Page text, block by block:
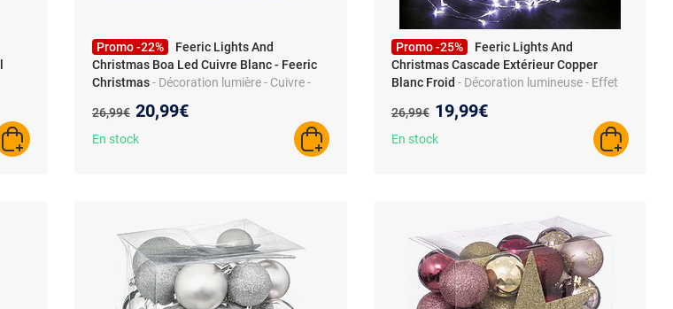
AJOUTER AU PANIER
Promo -22%
Feeric Lights And
Christmas Boa Led Cuivre Blanc - Feeric
Christmas- Décoration lumière - Cuivre -
Ancien prix :
26,99€ Nouveau prix :
20,99€
En stock
AJOUTER AU PANIER
Promo -25%
Feeric Lights And
Christmas Cascade Extérieur Copper
Blanc Froid - Décoration lumineuse - Effet
Ancien prix :
26,99€ Nouveau prix :
19,99€
En stock
AJOUTER